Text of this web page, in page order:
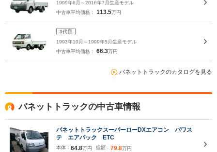
1999年6月～2016年7月生産モデル
中古車平均価格： 113.5万円
3代目
1993年10月～1999年5月生産モデル
中古車平均価格： 66.3万円
バネットトラックのカタログを見る
バネットトラックの中古車情報
バネットトラックスーパーローDXエアコン パワス
テ エアバック ETC
本体： 64.8万円
総額： 79.8万円